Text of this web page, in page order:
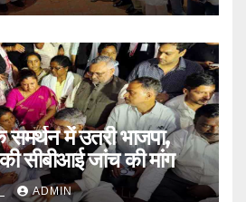
में उतरी भाजपा,
सीबीआई जांच की मांग
ADMIN